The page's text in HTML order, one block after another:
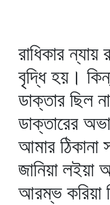
রাধিকার
বৃদ্ধি হয়।
ডাক্তার ছিল
ডাক্তারের
আমার ঠিকানা
জানিয়া লইয়া
আরম্ভ করিয়া